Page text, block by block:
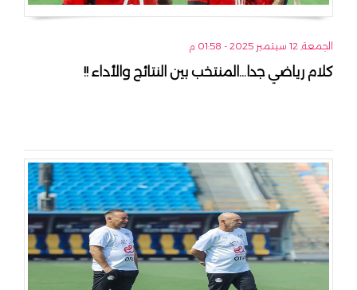
الجمعة, 12 سبتمبر 2025 - 01:58 م
كلام رياضي جدا...المنتخب بين النتائج والأداء !!